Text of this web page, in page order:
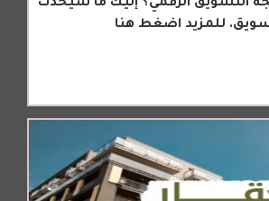
التسويق الرقمي؟ إليك ما سيحدث
للمزيد اضغط هنا